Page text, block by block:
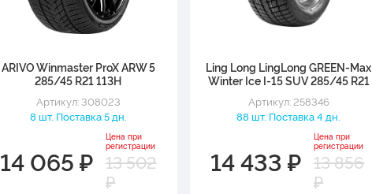
ARIVO Winmaster ProX ARW 5
285/45 R21 113H
Артикул: 308023
8 шт. Поставка 5 дн.
14 065 ₽
Цена при
регистрации
13 502
₽
Ling Long LingLong GREEN-Max
Winter Ice I-15 SUV 285/45 R21
Артикул: 258346
88 шт. Поставка 4 дн.
14 433 ₽
Цена при
регистрации
13 856
₽